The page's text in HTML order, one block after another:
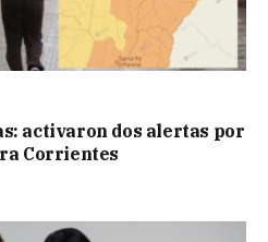
activaron dos alertas por
Corrientes